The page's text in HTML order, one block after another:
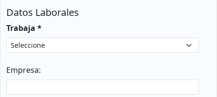
Datos Laborales
Trabaja *
Empresa: